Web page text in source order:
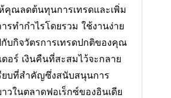
คุณลดต้นทุนการเทรดและเพิ่ม
รทำกำไรโดยรวม ใช้งานง่าย
บกิจวัตรการเทรดปกติของคุณ
ดอร์ เงินคืนที่สะสมไว้จะกลาย
ยบที่สำคัญซึ่งสนับสนุนการ
าวในตลาดฟอเร็กซ์ของอินเดีย